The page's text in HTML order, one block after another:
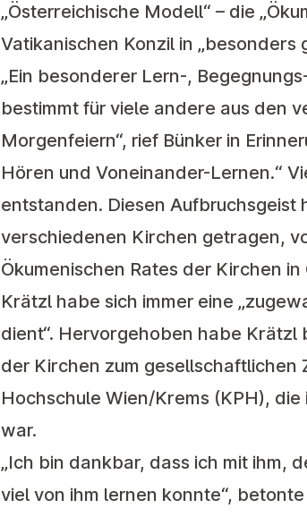
„Österreichische Modell“ – die
Vatikanischen Konzil in „besonders
„Ein besonderer Lern-,
bestimmt für viele andere aus den
Morgenfeiern“, rief Bünker in
Hören und Voneinander-Lernen.“
entstanden. Diesen
verschiedenen Kirchen getragen,
Ökumenischen Rates der Kirchen
Krätzl habe sich immer eine
dient“. Hervorgehoben habe Krätzl
der Kirchen zum gesellschaftlichen
Hochschule Wien/Krems (KPH),
war.
„Ich bin dankbar, dass ich mit ihm,
viel von ihm lernen konnte“,